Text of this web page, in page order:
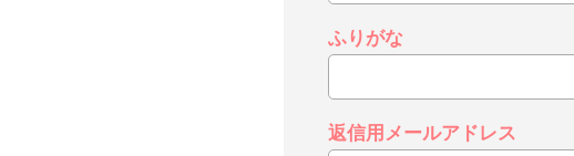
ふりがな
返信用メールアドレス